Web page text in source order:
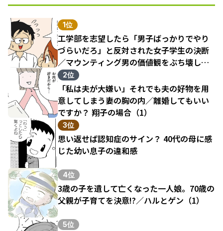
1位
工学部を志望したら「男子ばっかりでやり
づらいだろ」と反対された女子学生の決断
／マウンティング男の価値観をぶち壊した
結果（1）
2位
「私は夫が大嫌い」それでも夫の好物を用
意してしまう妻の胸の内／離婚してもいい
ですか？ 翔子の場合（1）
3位
思い返せば認知症のサイン？ 40代の母に感
じた幼い息子の違和感
4位
3歳の子を遺して亡くなった一人娘。70歳の
父親が子育てを決意!?／ハルとゲン（1）
5位